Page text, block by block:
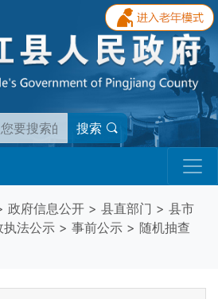
搜索
政府信息公开 > 县直部门 > 县市
执法公示 > 事前公示 > 随机抽查